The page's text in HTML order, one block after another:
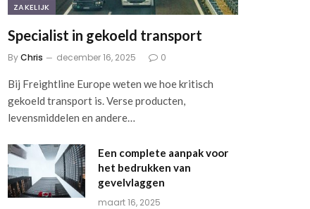
ZAKELIJK
Specialist in gekoeld transport
ByChris december 16, 2025 0
Bij Freightline Europe weten we hoe kritisch
gekoeld transport is. Verse producten,
levensmiddelen en andere…
Een complete aanpak voor
het bedrukken van
gevelvlaggen
maart 16, 2025